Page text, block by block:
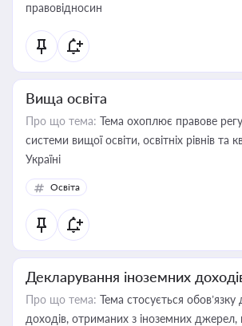
правовідносин
Вища освіта
Про що тема: Тема охоплює правове
системи вищої освіти, освітніх рівнів та
Україні
Освіта
Декларування іноземних
Про що тема: Тема стосується обов’язку
доходів, отриманих з іноземних джерел,